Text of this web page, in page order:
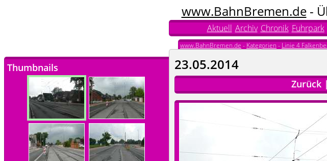
www.BahnBremen.de-
Aktuell Archiv Chronik Fuhrpark
Thumbnails
www.BahnBremen.de - Kategorien - Linie 4
23.05.2014
Zurück |